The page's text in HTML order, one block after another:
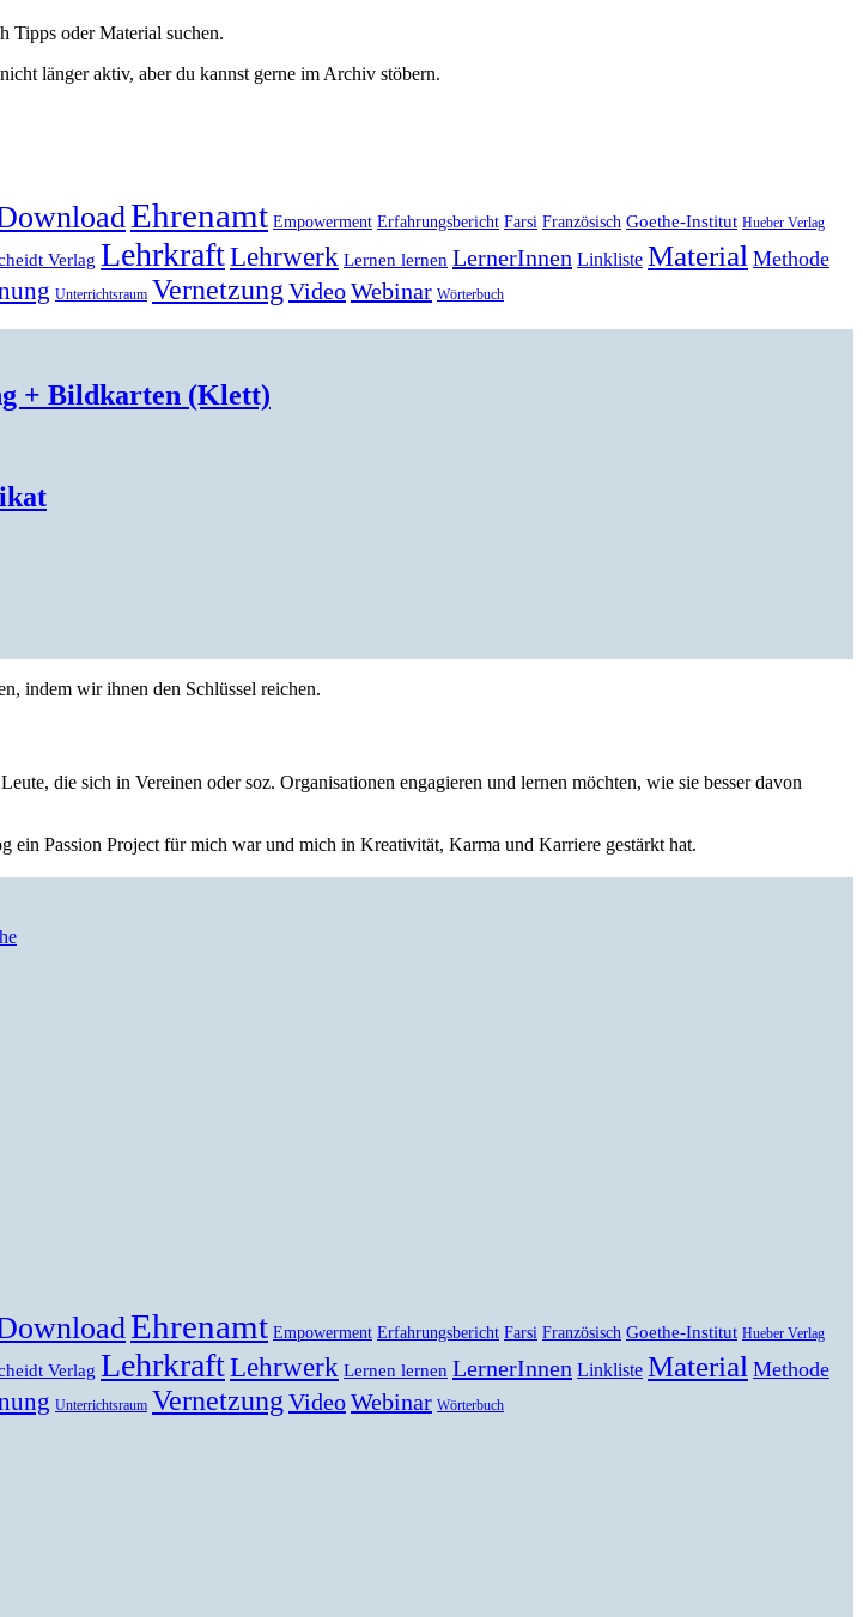
Tipps oder Material suchen.
länger aktiv, aber du kannst gerne im Archiv stöbern.
Ehrenamt Empowerment Erfahrungsbericht Farsi Französisch Goethe-Institut Hueber Verlag
Verlag LehrkraftLehrwerk Lernen lernen LernerInnen Linkliste Material Methode
Unterrichtsraum Vernetzung VideoWebinar Wörterbuch
+ Bildkarten (Klett)
indem wir ihnen den Schlüssel reichen.
die sich in Vereinen oder soz. Organisationen engagieren und lernen möchten, wie sie besser davon
ein Passion Project für mich war und mich in Kreativität, Karma und Karriere gestärkt hat.
Ehrenamt Empowerment Erfahrungsbericht Farsi Französisch Goethe-Institut Hueber Verlag
Verlag LehrkraftLehrwerk Lernen lernen LernerInnen Linkliste Material Methode
Unterrichtsraum Vernetzung VideoWebinar Wörterbuch